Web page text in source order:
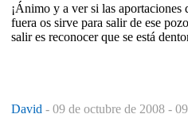
¡Ánimo y a ver si las aportaciones
fuera os sirve para salir de ese
salir es reconocer que se está
David - 09 de octubre de 2008 -